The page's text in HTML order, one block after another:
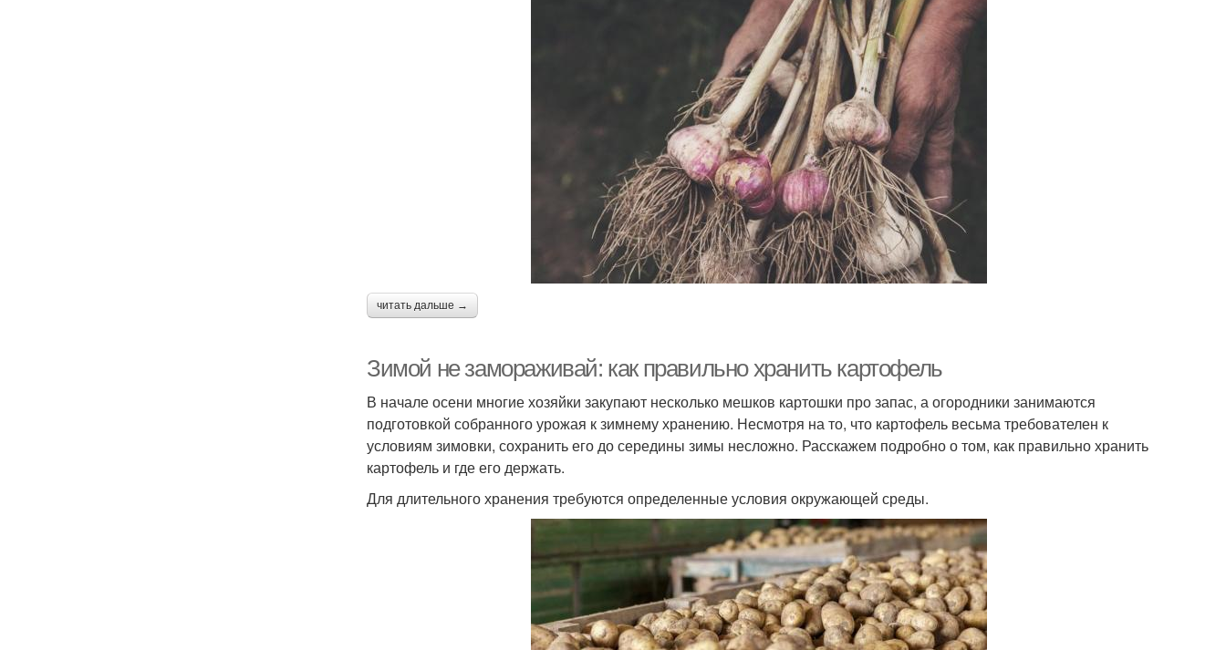
читать дальше →
Зимой не замораживай: как правильно хранить картофель
В начале осени многие хозяйки закупают несколько мешков картошки про запас, а огородники занимаются
подготовкой собранного урожая к зимнему хранению. Несмотря на то, что картофель весьма требователен к
условиям зимовки, сохранить его до середины зимы несложно. Расскажем подробно о том, как правильно хранить
картофель и где его держать.
Для длительного хранения требуются определенные условия окружающей среды.